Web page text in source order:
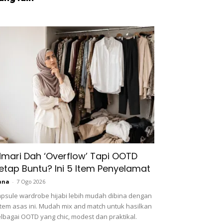
Dah ‘Overflow’ Tapi OOTD
Buntu? Ini 5 Item Penyelamat
- 7 Ogo 2026
wardrobe hijabi lebih mudah dibina dengan
asas ini. Mudah mix and match untuk hasilkan
OOTD yang chic, modest dan praktikal.